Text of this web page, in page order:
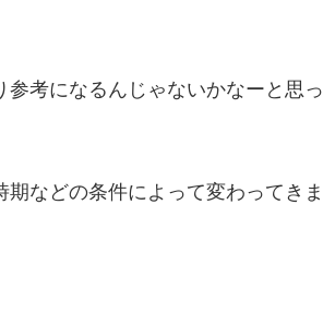
考になるんじゃないかなーと思っ
などの条件によって変わってきま